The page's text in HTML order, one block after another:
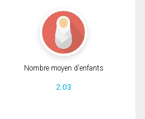
Nombre moyen d'enfants
2.03